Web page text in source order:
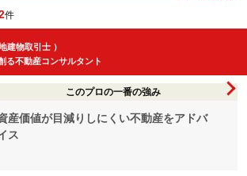
件
建物取引士 ）
る不動産コンサルタント
このプロの一番の強み
産価値が目減りしにくい不動産をアドバ
ス